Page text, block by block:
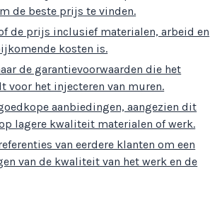
de beste prijs te vinden.
de prijs inclusief materialen, arbeid en
kosten is.
de garantievoorwaarden die het
voor het injecteren van muren.
aanbiedingen, aangezien dit
lagere kwaliteit materialen of werk.
van eerdere klanten om een
van de kwaliteit van het werk en de